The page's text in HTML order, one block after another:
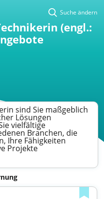
Suche ändern
(engl.:
sind Sie maßgeblich
Lösungen
vielfältige
Branchen, die
Ihre Fähigkeiten
Projekte